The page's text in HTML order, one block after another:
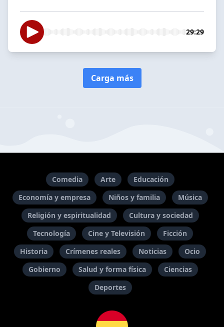
29:29
Carga más
Comedia Arte
Educación
Economía y empresa
Niños y familia
Música
Religión y espiritualidad
Cultura y sociedad
Tecnología
Cine y Televisión
Ficción
Historia
Crímenes reales Noticias
Ocio
Gobierno
Salud y forma física
Ciencias
Deportes